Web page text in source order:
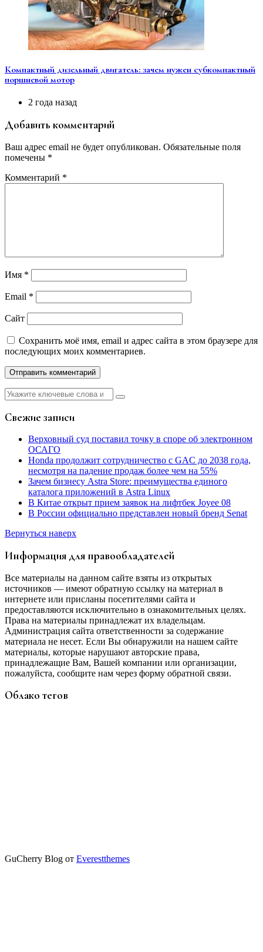
Компактный дизельный двигатель: зачем нужен субкомпактный
поршневой мотор
2 года назад
Добавить комментарий
Ваш адрес email не будет опубликован. Обязательные поля
помечены *
Комментарий *
Имя *
Email *
Сайт
Сохранить моё имя, email и адрес сайта в этом браузере для
последующих моих комментариев.
Найти:
Свежие записи
Верховный суд поставил точку в споре об электронном
ОСАГО
Honda продолжит сотрудничество с GAC до 2038 года,
несмотря на падение продаж более чем на 55%
Зачем бизнесу Astra Store: преимущества единого
каталога приложений в Astra Linux
В Китае открыт прием заявок на лифтбек Joyee 08
В России официально представлен новый бренд Senat
Вернуться наверх
Информация для правообладателей
Все материалы на данном сайте взяты из открытых
источников — имеют обратную ссылку на материал в
интернете или присланы посетителями сайта и
предоставляются исключительно в ознакомительных целях.
Права на материалы принадлежат их владельцам.
Администрация сайта ответственности за содержание
материала не несет. Если Вы обнаружили на нашем сайте
материалы, которые нарушают авторские права,
принадлежащие Вам, Вашей компании или организации,
пожалуйста, сообщите нам через форму обратной связи.
Облако тегов
GuCherry Blog от Everestthemes